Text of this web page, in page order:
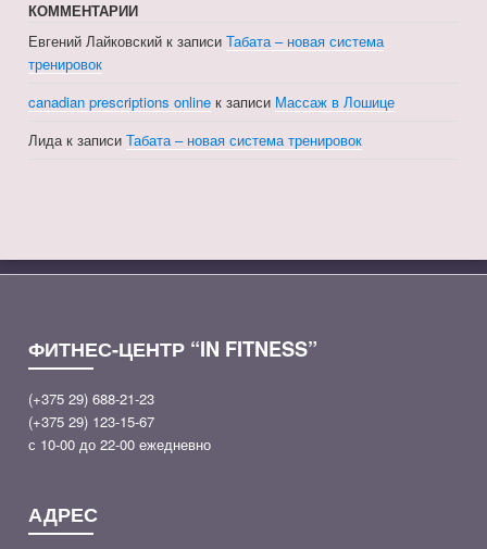
КОММЕНТАРИИ
Евгений Лайковский к записиТабата – новая система
тренировок
canadian prescriptions online к записи Массаж в Лошице
Лидак записиТабата – новая система тренировок
ФИТНЕС-ЦЕНТР “IN FITNESS”
(+375 29) 688-21-23
(+375 29) 123-15-67
с 10-00 до 22-00 ежедневно
АДРЕС